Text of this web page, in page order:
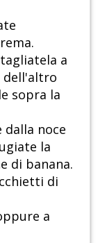
a
dell'altro
sopra la
dalla noce
la
di banana.
di
a